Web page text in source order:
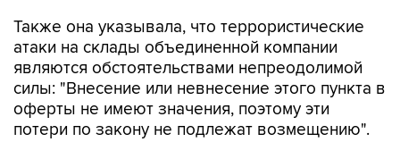
Также она указывала, что террористические
атаки на склады объединенной компании
являются обстоятельствами непреодолимой
силы: "Внесение или невнесение этого пункта в
оферты не имеют значения, поэтому эти
потери по закону не подлежат возмещению".